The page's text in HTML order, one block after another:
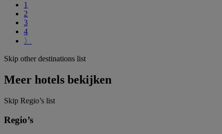
1
2
3
4
〉
Skip other destinations list
Meer hotels bekijken
Skip Regio’s list
Regio’s